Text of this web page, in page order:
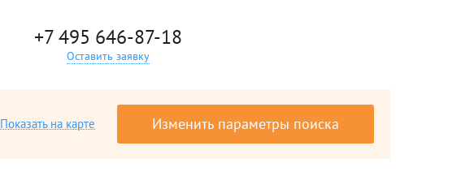
+7 495 646-87-18
Оставить заявку
Изменить параметры поиска
Показать на карте